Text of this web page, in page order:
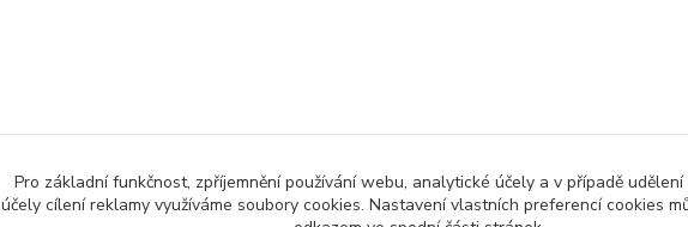
Pro základní funkčnost, zpříjemnění používání webu, analytické účely a v případě
účely cílení reklamy využíváme soubory cookies. Nastavení vlastních preferencí cookies